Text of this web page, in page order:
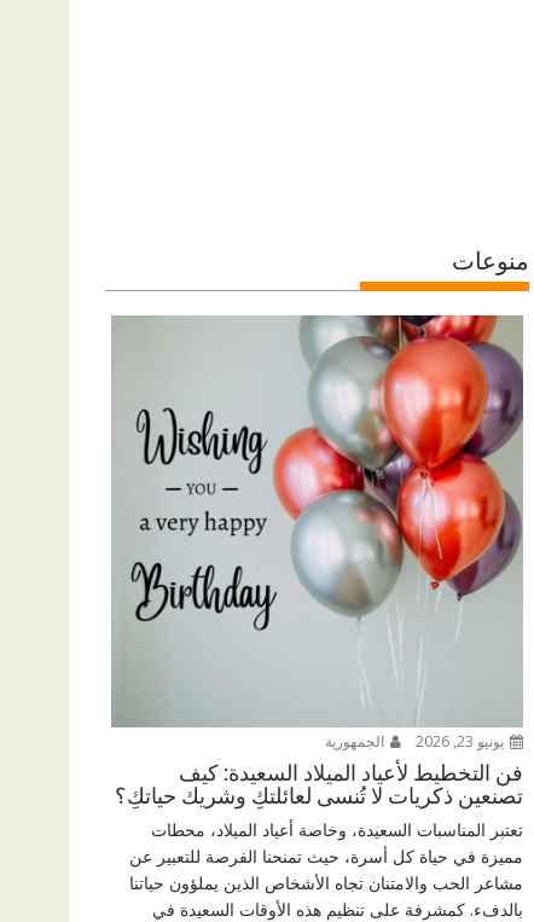
منوعات
يونيو 23, 2026 الجمهورية
فن التخطيط لأعياد الميلاد السعيدة: كيف
تصنعين ذكريات لا تُنسى لعائلتكِ وشريك حياتكِ؟
تعتبر المناسبات السعيدة، وخاصة أعياد الميلاد، محطات
مميزة في حياة كل أسرة، حيث تمنحنا الفرصة للتعبير عن
مشاعر الحب والامتنان تجاه الأشخاص الذين يملؤون حياتنا
بالدفء. كمشرفة على تنظيم هذه الأوقات السعيدة في